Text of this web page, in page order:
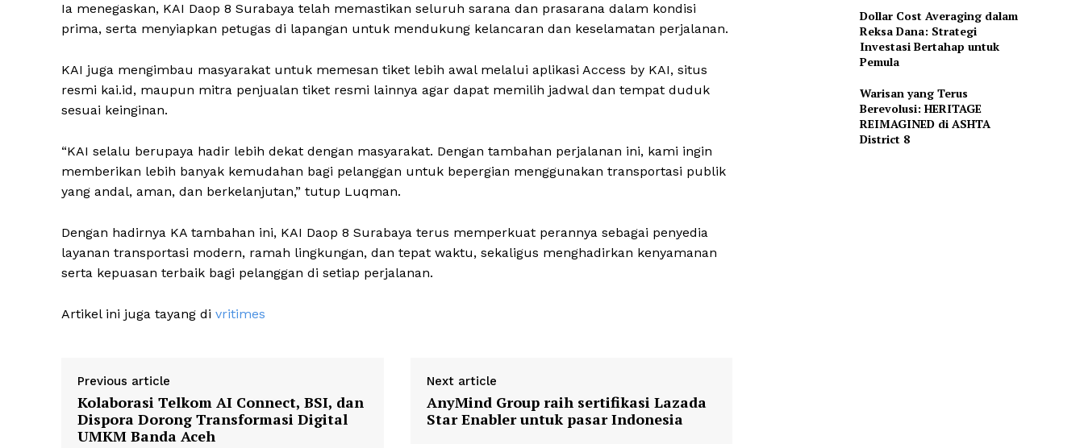
Ia menegaskan, KAI Daop 8 Surabaya telah memastikan seluruh sarana dan prasarana dalam kondisi
prima, serta menyiapkan petugas di lapangan untuk mendukung kelancaran dan keselamatan perjalanan.
KAI juga mengimbau masyarakat untuk memesan tiket lebih awal melalui aplikasi Access by KAI, situs
resmi kai.id, maupun mitra penjualan tiket resmi lainnya agar dapat memilih jadwal dan tempat duduk
sesuai keinginan.
“KAI selalu berupaya hadir lebih dekat dengan masyarakat. Dengan tambahan perjalanan ini, kami ingin
memberikan lebih banyak kemudahan bagi pelanggan untuk bepergian menggunakan transportasi publik
yang andal, aman, dan berkelanjutan,” tutup Luqman.
Dengan hadirnya KA tambahan ini, KAI Daop 8 Surabaya terus memperkuat perannya sebagai penyedia
layanan transportasi modern, ramah lingkungan, dan tepat waktu, sekaligus menghadirkan kenyamanan
serta kepuasan terbaik bagi pelanggan di setiap perjalanan.
Artikel ini juga tayang di vritimes
Previous article
Kolaborasi Telkom AI Connect, BSI, dan
Dispora Dorong Transformasi Digital
UMKM Banda Aceh
Next article
AnyMind Group raih sertifikasi Lazada
Star Enabler untuk pasar Indonesia
Dollar Cost Averaging dalam
Reksa Dana: Strategi
Investasi Bertahap untuk
Pemula
Warisan yang Terus
Berevolusi: HERITAGE
REIMAGINED di ASHTA
District 8